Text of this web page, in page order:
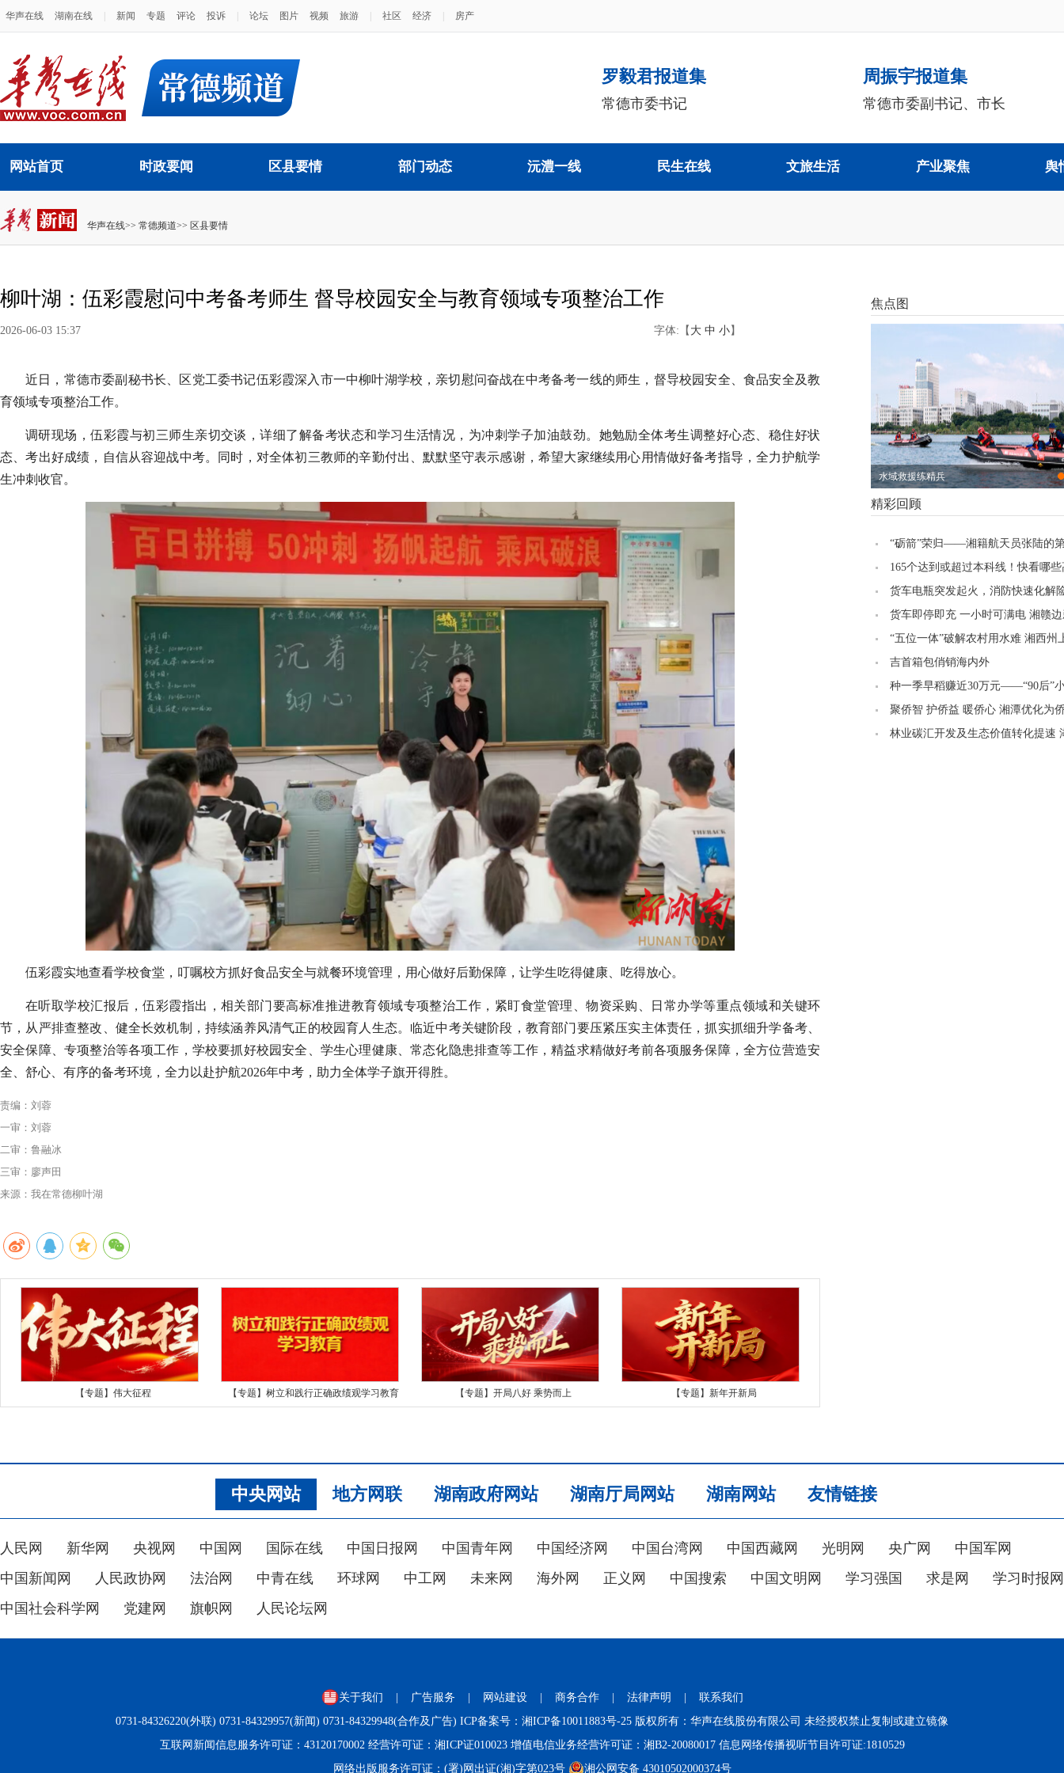
华声在线 湖南在线 新闻 专题 评论 投诉 论坛 图片 视频 旅游 社区 经济 房产
罗毅君报道集
常德市委书记
周振宇报道集
常德市委副书记、市长
网站首页 时政要闻 区县要情 部门动态 沅澧一线 民生在线 文旅生活 产业聚焦 舆
华声在线>> 常德频道>> 区县要情
柳叶湖：伍彩霞慰问中考备考师生 督导校园安全与教育领域专项整治工作
2026-06-03 15:37 字体:【 大 中 小】
近日，常德市委副秘书长、区党工委书记伍彩霞深入市一中柳叶湖学校，亲切慰问奋战在中考备考一线的师生，督导校园安全、食品安全及教
育领域专项整治工作。
调研现场，伍彩霞与初三师生亲切交谈，详细了解备考状态和学习生活情况，为冲刺学子加油鼓劲。她勉励全体考生调整好心态、稳住好状
态、考出好成绩，自信从容迎战中考。同时，对全体初三教师的辛勤付出、默默坚守表示感谢，希望大家继续用心用情做好备考指导，全力护航学
生冲刺收官。
伍彩霞实地查看学校食堂，叮嘱校方抓好食品安全与就餐环境管理，用心做好后勤保障，让学生吃得健康、 吃得放心。
在听取学校汇报后，伍彩霞指出，相关部门要高标准推进教育领域专项整治工作，紧盯食堂管理、物资采购、日常办学等重点领域和关键环
节，从严排查整改、健全长效机制，持续涵养风清气正的校园育人生态。临近中考关键阶段，教育部门要压紧压实主体责任，抓实抓细升学备考、
安全保障、专项整治等各项工作，学校要抓好校园安全、学生心理健康、常态化隐患排查等工作，精益求精做好考前各项服务保障，全方位营造安
全、舒心、有序的备考环境，全力以赴护航2026年中考，助力全体学子旗开得胜。
责编：刘蓉
一审：刘蓉
二审：鲁融冰
三审：廖声田
来源：我在常德柳叶湖
【专题】伟大征程 【专题】树立和践行正确政绩观学习教育 【专题】开局八好 乘势而上 【专题】新年开新局
焦点图
水域救援练精兵
精彩回顾
“砺箭”荣归——湘籍航天员张陆的
空之旅
165个达到或超过本科线！快看哪
投档线高
货车电瓶突发起火，消防快速化解
货车即停即充 一小时可满电 湘赣
运停充一体化综合服务中心启用
“五位一体”破解农村用水难 湘西州
成农村供水工程44处，服务2.3万群
吉首箱包俏销海内外
种一季早稻赚近30万元——“90后”
飞种田有一套
聚侨智 护侨益 暖侨心 湘潭优化为
聚发展智慧
林业碳汇开发及生态价值转化提速
中央网站 地方网联 湖南政府网站 湖南厅局网站 湖南网站 友情链接
人民网 新华网 央视网 中国网 国际在线 中国日报网 中国青年网 中国经济网 中国台湾网 中国西藏网 光明网 央广网
中国军网
中国新闻网
人民政协网 法治网 中青在线 环球网 中工网 未来网 海外网 正义网 中国搜索 中国文明网 学习强国 求是网
学习时报网
中国社会科学网
党建网 旗帜网 人民论坛网
关于我们 广告服务 网站建设 商务合作 法律声明
联系我们
0731-84326220(外联) 0731-84329957(新闻) 0731-84329948(合作及广告) ICP备案号： 湘ICP备10011883号-25 版权所有：华声在线股份有限公司 未经授权禁止复制或建立镜像
互联网新闻信息服务许可证：43120170002经营许可证：湘ICP证010023 增值电信业务经营许可证：湘B2-20080017 信息网络传播视听节目许可证:1810529
网络出版服务许可证：(署)网出证(湘)字第023号
湘公网安备 43010502000374号